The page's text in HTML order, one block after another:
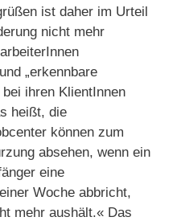
ist daher im Urteil
nicht mehr
„erkennbare
ihren KlientInnen
heißt, die
können zum
absehen, wenn ein
eine
Woche abbricht,
mehr aushält.« Das